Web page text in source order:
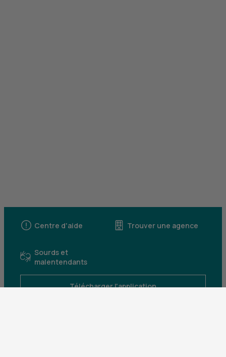
Centre d'aide Trouver une agence
Sourds et
malentendants
Télécharger l'application